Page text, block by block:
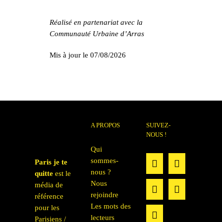
Réalisé en partenariat avec la
Communauté Urbaine d’Arras
Mis à jour le 07/08/2026
Paris je te
quitte est le
média de
référence
pour les
Parisiens /
A PROPOS
Qui
sommes-
nous ?
Nous
rejoindre
Les mots des
lecteurs
SUIVEZ-
NOUS !